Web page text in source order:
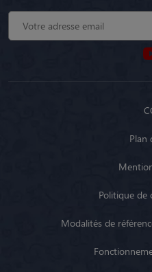
Plan
Politique de
Modalités de